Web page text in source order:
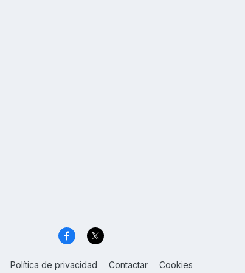
Política de privacidad Contactar Cookies